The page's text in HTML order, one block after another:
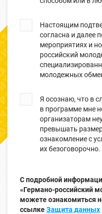
Настоящим
согласна и далее
мероприятиях и
российский
молодежных
Я осознаю, что в
в программе мне
организаторам
превышать
ознакомление с
их безоговорочно.
С подробной
«Германо-российский
можете ознакомиться
ссылкеЗащита данных